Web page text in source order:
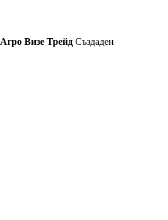
Агро Визе Трейд Създаден